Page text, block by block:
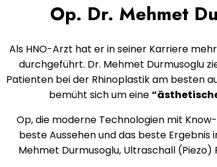
Op. Dr. Mehmet
Als HNO-Arzt hat er in seiner Karriere
durchgeführt. Dr. Mehmet Durmusoglu
Patienten bei der Rhinoplastik am besten
bemüht sich um eine
Op, die moderne Technologien mit
beste Aussehen und das beste Ergebnis
Mehmet Durmusoglu, Ultraschall (Piezo)